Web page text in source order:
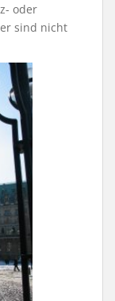
oder
sind nicht